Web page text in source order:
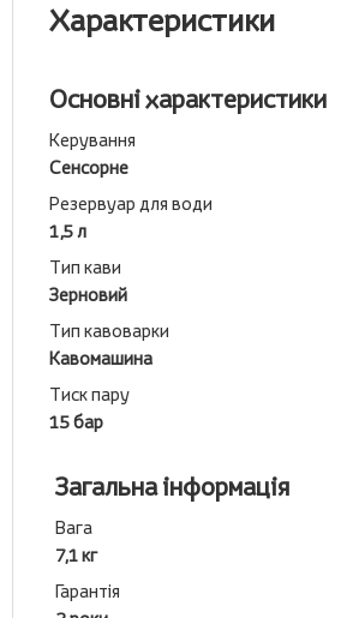
Характеристики
Основні характеристики
Керування
Сенсорне
Резервуар для води
1,5 л
Тип кави
Зерновий
Тип кавоварки
Кавомашина
Тиск пару
15 бар
Загальна інформація
Вага
7,1 кг
Гарантія